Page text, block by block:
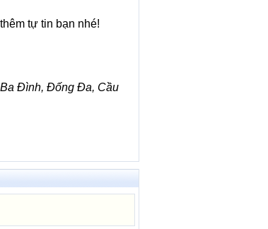
tự tin bạn nhé!
Ba Đình, Đống Đa, Cầu